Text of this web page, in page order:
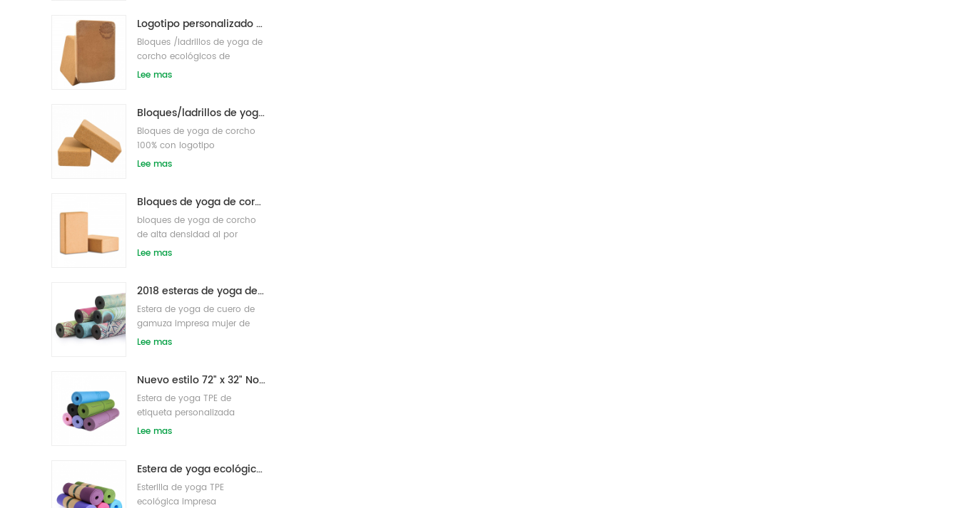
Logotipo personalizado que imprime bloques de yoga de corcho ecológicos para entrenamiento físico
Bloques /ladrillos de yoga de
corcho ecológicos de
etiqueta privada impresos
Lee mas
Bloques/ladrillos de yoga de corcho natural de etiqueta privada impresa de suministro de fábrica
Bloques de yoga de corcho
100% con logotipo
personalizado OEM de alta
Lee mas
Bloques de yoga de corcho natural 4 x 6 x 9 pulgadas Ladrillos antideslizantes naturales al por mayor
bloques de yoga de corcho
de alta densidad al por
mayor
Lee mas
2018 esteras de yoga de gamuza impresas personalizadas de caucho natural de moda al por mayor
Estera de yoga de cuero de
gamuza impresa mujer de
goma natural ecológica
Lee mas
Nuevo estilo 72" x 32" No tóxico, sin látex, sin PVC - Esterilla de yoga 100% TPE
Estera de yoga TPE de
etiqueta personalizada
antideslizante de alta
Lee mas
Estera de yoga ecológica patentada no tóxica TPE al por mayor de China
Esterilla de yoga TPE
ecológica impresa